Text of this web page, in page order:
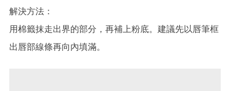
解決方法：
用棉籤抹走出界的部分，再補上粉底。建議先以唇筆框
出唇部線條再向內填滿。